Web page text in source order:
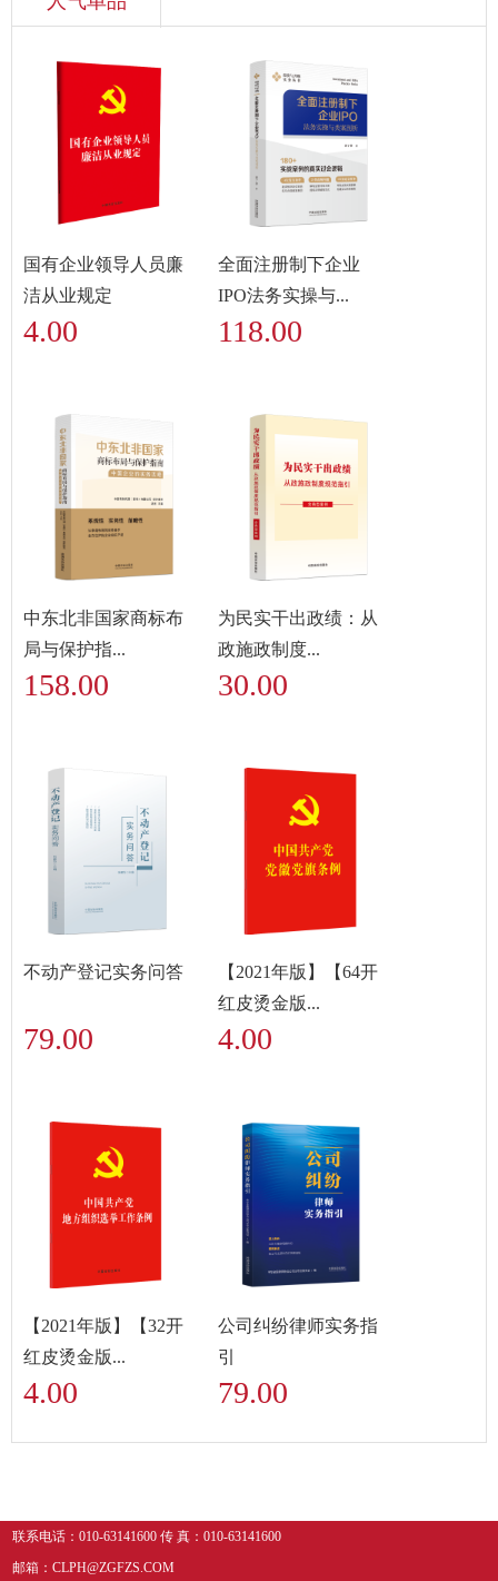
国有企业领导人员廉
洁从业规定
4.00
全面注册制下企业
IPO法务实操与...
118.00
中东北非国家商标布
局与保护指...
158.00
为民实干出政绩：从
政施政制度...
30.00
不动产登记实务问答
79.00
【2021年版】【64开
红皮烫金版...
4.00
【2021年版】【32开
红皮烫金版...
4.00
公司纠纷律师实务指
引
79.00
联系电话：010-63141600 传 真：010-63141600
邮箱：CLPH@ZGFZS.COM